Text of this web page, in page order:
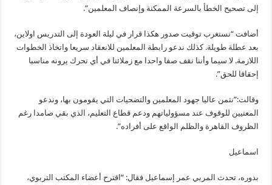
إلى تصحيح الخطأ بالسرعة الممكنة وإنصاف المعلمين”.
أضافت “نستغرب توقيت صدور هكذا قرار في ليلة العودة إلى التدريس اولاين،
بعد عطلة طويلة. كذلك ندعو رابطة المعلمين للانعقاد سريعا واتخاذ الخطوات
اللازمة. لا سيما وأننا نقف صفا واحدا مع زملائنا في أي تحرك يرونه مناسبا
إحقاقا للحق”.
وقالت:”نثمن عاليا جهود المعلمين والتضحيات التي يقومون بها، وندعو
المعنيين للوقوف عند مسؤولياتهم ودعم قطاع التعليم، الذي بقي صامدا رغم
الظروف القاهرة والظلم الواقع على أفراده”.
اسماعيل
بدوره، تحدث المربي عمر إسماعيل فقال: “اقترح أعضاء المكتب التربوي،